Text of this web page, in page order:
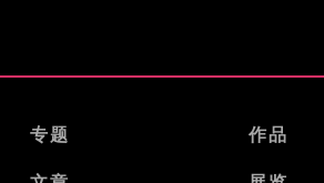
专题 作品